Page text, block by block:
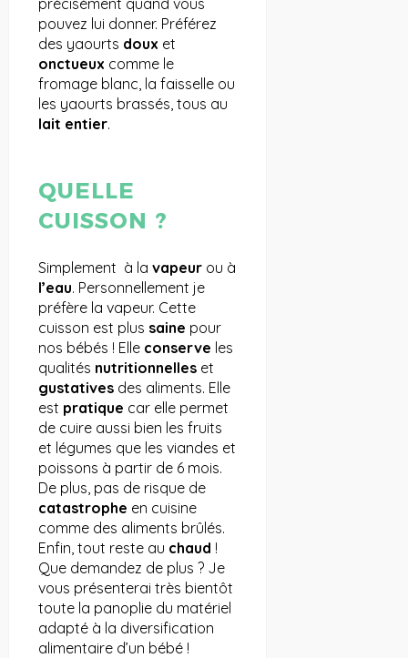
précisément quand vous
pouvez lui donner. Préférez
des yaourts doux et
onctueux comme le
fromage blanc, la faisselle ou
les yaourts brassés, tous au
lait entier.
QUELLE
CUISSON ?
Simplement à la vapeurou à
l’eau. Personnellement je
préfère la vapeur. Cette
cuisson est plus saine pour
nos bébés ! Elle conserve les
qualités nutritionnelleset
gustativesdes aliments. Elle
est pratique car elle permet
de cuire aussi bien les fruits
et légumes que les viandes et
poissons à partir de 6 mois.
De plus, pas de risque de
catastrophe en cuisine
comme des aliments brûlés.
Enfin, tout reste au chaud !
Que demandez de plus ? Je
vous présenterai très bientôt
toute la panoplie du matériel
adapté à la diversification
alimentaire d’un bébé !